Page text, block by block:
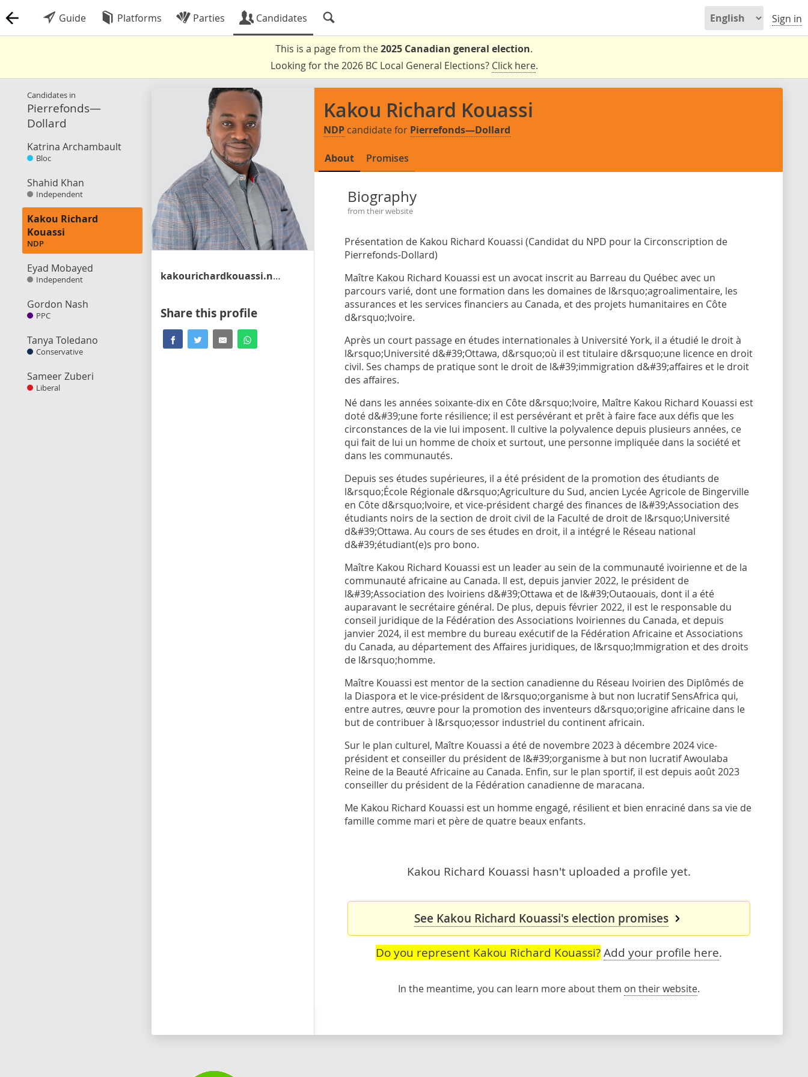
Guide Platforms Parties Candidates Sign in
This is a page from the2025 Canadian general election.
Looking for the 2026 BC Local General Elections? Click here.
Candidates in
Pierrefonds—
Dollard
Katrina Archambault
Bloc
Shahid Khan
Independent
Kakou Richard
Kouassi
NDP
Eyad Mobayed
Independent
Gordon Nash
PPC
Tanya Toledano
Conservative
Sameer Zuberi
Liberal
kakourichardkouassi.npd.ca
Share this profile
Kakou Richard Kouassi
NDP candidate for Pierrefonds—Dollard
About Promises
Biography
from their website
Présentation de Kakou Richard Kouassi (Candidat du NPD pour la Circonscription de
Pierrefonds-Dollard)
Maître Kakou Richard Kouassi est un avocat inscrit au Barreau du Québec avec un
parcours varié, dont une formation dans les domaines de l&rsquo;agroalimentaire, les
assurances et les services financiers au Canada, et des projets humanitaires en Côte
d&rsquo;Ivoire.
Après un court passage en études internationales à Université York, il a étudié le droit à
l&rsquo;Université d&#39;Ottawa, d&rsquo;où il est titulaire d&rsquo;une licence en droit
civil. Ses champs de pratique sont le droit de l&#39;immigration d&#39;affaires et le droit
des affaires.
Né dans les années soixante-dix en Côte d&rsquo;Ivoire, Maître Kakou Richard Kouassi est
doté d&#39;une forte résilience; il est persévérant et prêt à faire face aux défis que les
circonstances de la vie lui imposent. Il cultive la polyvalence depuis plusieurs années, ce
qui fait de lui un homme de choix et surtout, une personne impliquée dans la société et
dans les communautés.
Depuis ses études supérieures, il a été président de la promotion des étudiants de
l&rsquo;École Régionale d&rsquo;Agriculture du Sud, ancien Lycée Agricole de Bingerville
en Côte d&rsquo;Ivoire, et vice-président chargé des finances de l&#39;Association des
étudiants noirs de la section de droit civil de la Faculté de droit de l&rsquo;Université
d&#39;Ottawa. Au cours de ses études en droit, il a intégré le Réseau national
d&#39;étudiant(e)s pro bono.
Maître Kakou Richard Kouassi est un leader au sein de la communauté ivoirienne et de la
communauté africaine au Canada. Il est, depuis janvier 2022, le président de
l&#39;Association des Ivoiriens d&#39;Ottawa et de l&#39;Outaouais, dont il a été
auparavant le secrétaire général. De plus, depuis février 2022, il est le responsable du
conseil juridique de la Fédération des Associations Ivoiriennes du Canada, et depuis
janvier 2024, il est membre du bureau exécutif de la Fédération Africaine et Associations
du Canada, au département des Affaires juridiques, de l&rsquo;Immigration et des droits
de l&rsquo;homme.
Maître Kouassi est mentor de la section canadienne du Réseau Ivoirien des Diplômés de
la Diaspora et le vice-président de l&rsquo;organisme à but non lucratif SensAfrica qui,
entre autres, œuvre pour la promotion des inventeurs d&rsquo;origine africaine dans le
but de contribuer à l&rsquo;essor industriel du continent africain.
Sur le plan culturel, Maître Kouassi a été de novembre 2023 à décembre 2024 vice-
président et conseiller du président de l&#39;organisme à but non lucratif Awoulaba
Reine de la Beauté Africaine au Canada. Enfin, sur le plan sportif, il est depuis août 2023
conseiller du président de la Fédération canadienne de maracana.
Me Kakou Richard Kouassi est un homme engagé, résilient et bien enraciné dans sa vie de
famille comme mari et père de quatre beaux enfants.
Kakou Richard Kouassi hasn't uploaded a profile yet.
See Kakou Richard Kouassi's election promises
Do you represent Kakou Richard Kouassi? Add your profile here.
In the meantime, you can learn more about them on their website.